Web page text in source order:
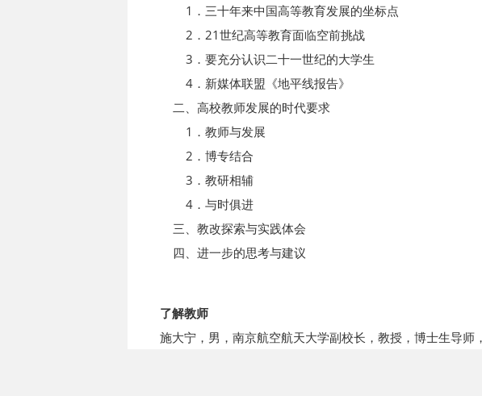
1．三十年来中国高等教育发展的坐标点
2．21世纪高等教育面临空前挑战
3．要充分认识二十一世纪的大学生
4．新媒体联盟《地平线报告》
二、高校教师发展的时代要求
1．教师与发展
2．博专结合
3．教研相辅
4．与时俱进
三、教改探索与实践体会
四、进一步的思考与建议
了解教师
施大宁，男，南京航空航天大学副校长，教授，博士生导师